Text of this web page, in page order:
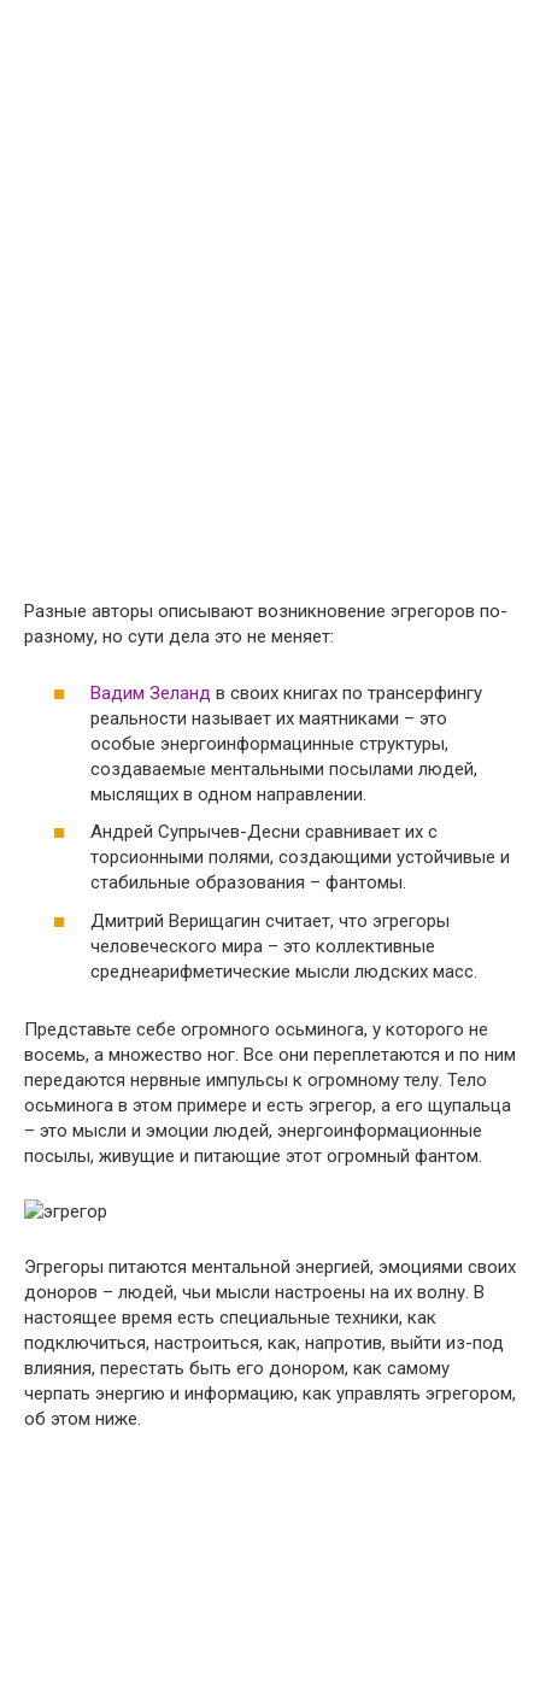
Разные авторы описывают возникновение эгрегоров по-
разному, но сути дела это не меняет:
Вадим Зеланд в своих книгах по трансерфингу
реальности называет их маятниками – это
особые энергоинформацинные структуры,
создаваемые ментальными посылами людей,
мыслящих в одном направлении.
Андрей Супрычев-Десни сравнивает их с
торсионными полями, создающими устойчивые и
стабильные образования – фантомы.
Дмитрий Верищагин считает, что эгрегоры
человеческого мира – это коллективные
среднеарифметические мысли людских масс.
Представьте себе огромного осьминога, у которого не
восемь, а множество ног. Все они переплетаются и по ним
передаются нервные импульсы к огромному телу. Тело
осьминога в этом примере и есть эгрегор, а его щупальца
– это мысли и эмоции людей, энергоинформационные
посылы, живущие и питающие этот огромный фантом.
Эгрегоры питаются ментальной энергией, эмоциями своих
доноров – людей, чьи мысли настроены на их волну. В
настоящее время есть специальные техники, как
подключиться, настроиться, как, напротив, выйти из-под
влияния, перестать быть его донором, как самому
черпать энергию и информацию, как управлять эгрегором,
об этом ниже.